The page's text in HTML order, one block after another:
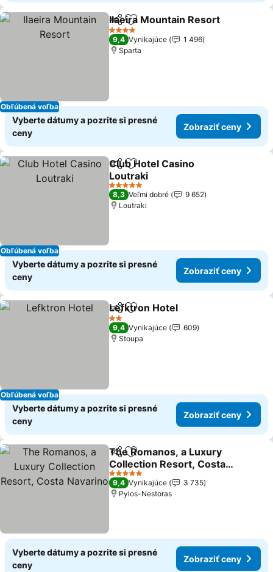
Obľúbená voľba
ZdieľaťPridať do obľúbených
Ilaeira Mountain Resort
4 Počet hviezdičiek
9,4 Vynikajúce
1 496
Sparta
Vyberte dátumy a pozrite si presné
ceny
Zobraziť ceny
Obľúbená voľba
ZdieľaťPridať do obľúbených
Club Hotel Casino
Loutraki
Zobraziť ceny
5 Počet hviezdičiek
8,3 Veľmi dobré
9 652
Loutraki
Vyberte dátumy a pozrite si presné
ceny
Zobraziť ceny
Obľúbená voľba
ZdieľaťPridať do obľúbených
Lefktron Hotel
2 Počet hviezdičiek
9,4 Vynikajúce
609
Stoupa
Vyberte dátumy a pozrite si presné
ceny
Zobraziť ceny
ZdieľaťPridať do obľúbených
The Romanos, a Luxury
Collection Resort, Costa
Navarino
Zobraziť ceny
5 Počet hviezdičiek
9,4 Vynikajúce
3 735
Pylos-Nestoras
Vyberte dátumy a pozrite si presné
ceny
Zobraziť ceny